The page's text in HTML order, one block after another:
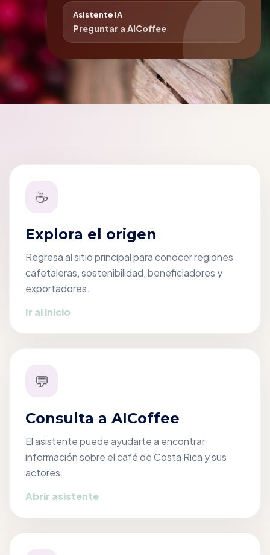
Asistente IA
Preguntar a AICoffee
☕
Explora el origen
Regresa al sitio principal para conocer regiones
cafetaleras, sostenibilidad, beneficiadores y
exportadores.
Ir al inicio
💬
Consulta a AICoffee
El asistente puede ayudarte a encontrar
información sobre el café de Costa Rica y sus
actores.
Abrir asistente